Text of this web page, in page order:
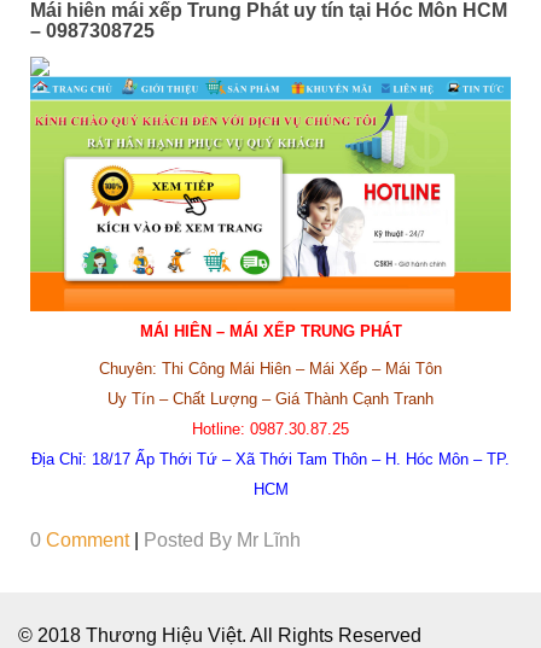
Mái hiên mái xếp Trung Phát uy tín tại Hóc Môn HCM
– 0987308725
MÁI HIÊN – MÁI XẾP TRUNG PHÁT
Chuyên: Thi Công Mái Hiên – Mái Xếp – Mái Tôn
Uy Tín – Chất Lượng – Giá Thành Cạnh Tranh
Hotline: 0987.30.87.25
Địa Chỉ: 18/17 Ấp Thới Tứ – Xã Thới Tam Thôn – H. Hóc Môn – TP.
HCM
0 Comment Posted By Mr Lĩnh
© 2018 Thương Hiệu Việt. All Rights Reserved